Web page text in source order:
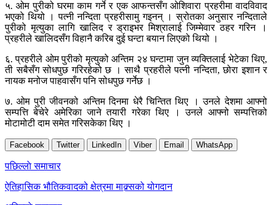
५. ओम पुरीको घरमा काम गर्ने र एक आफन्तसँग ओशिवारा प्रहरीमा वादविवाद
भएको थियो । पत्नी नन्दिता प्रहरीसामु गइनन् । स्रोतका अनुसार नन्दिताले
पुरीको मृत्युका लागि खालिद र ड्राइभर मिश्रालाई जिम्मेवार ठहर गरिन ।
प्रहरीले खालिदसँग विहानै करिब दुई घन्टा बयान लिएको थियो ।
६. प्रहरीले ओम पुरीको मृत्युको अन्तिम २४ घन्टामा जुन व्यक्तिलाई भेटेका थिए,
ती सबैसँग सोधपुछ गरिरहेको छ । साथै प्रहरीले पत्नी नन्दिता, छोरा इशान र
नायक मनोज पाहवासँग पनि सोधपुछ गर्नेछ ।
७. ओम पुरी जीवनको अन्तिम दिनमा धेरै चिन्तित थिए । उनले देशमा आफ्नो
सम्पत्ति बेचेरे अमेरिका जाने तयारी गरेका थिए । उनले आफ्नो सम्पत्तिको
मोटामोटी दाम समेत गरिसकेका थिए ।
Facebook Twitter LinkedIn Viber Email WhatsApp
Post
navigation
पछिल्लाे समाचार
ऐतिहासिक भौतिकवादको क्षेत्रमा माक्र्सको योगदान